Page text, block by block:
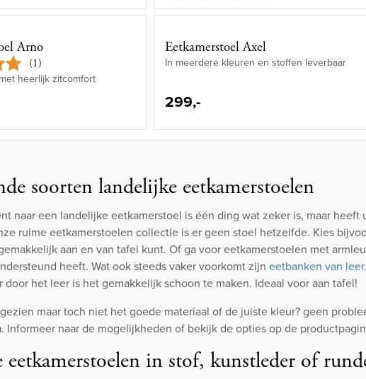
Arno
(1)
heerlijk zitcomfort
Eetkamerstoel Axel
In meerdere kleuren en stoffen leverbaar
299,-
soorten landelijke eetkamerstoelen
naar een landelijke eetkamerstoel is één ding wat zeker is, maar
ruime eetkamerstoelen collectie is er geen stoel hetzelfde. Kies
aan en van tafel kunt. Of ga voor eetkamerstoelen met
heeft. Wat ook steeds vaker voorkomt zijn eetbanken van leer
door het leer is het gemakkelijk schoon te maken. Ideaal voor aan tafel!
maar toch niet het goede materiaal of de juiste kleur? geen
. Informeer naar de mogelijkheden of bekijk de opties op de
in stof, kunstleder of